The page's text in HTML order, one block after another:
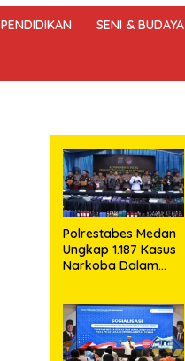
PENDIDIKAN SENI & BUDAYA
Polrestabes Medan
Ungkap 1.187 Kasus
Narkoba Dalam
Kilogram Barang
Bukti